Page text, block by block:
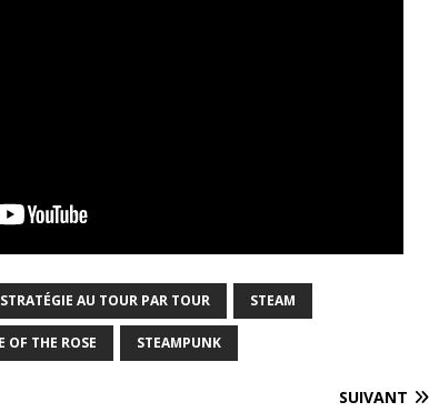
STRATÉGIE AU TOUR PAR TOUR STEAM
OF THE ROSE STEAMPUNK
SUIVANT